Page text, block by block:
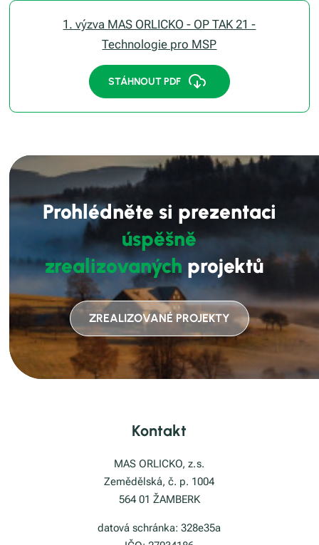
1. výzva MAS ORLICKO - OP TAK 21 -
Technologie pro MSP
STÁHNOUT PDF
Prohlédněte si prezentaci
úspěšně
zrealizovaných projektů
ZREALIZOVANÉ PROJEKTY
Kontakt
MAS ORLICKO, z. s.
Zemědělská, č. p. 1004
564 01 ŽAMBERK
datová schránka: 328e35a